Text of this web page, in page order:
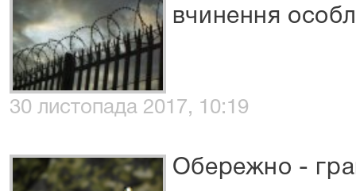
вчинення
30 листопада 2017, 10:19
Обережно -